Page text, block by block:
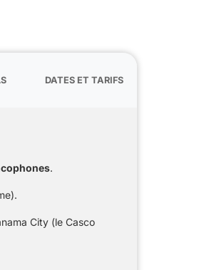
DATES ET TARIFS
.
City (le Casco